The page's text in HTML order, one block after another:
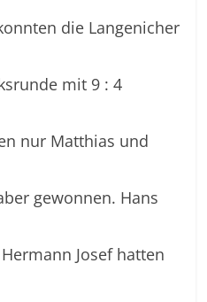
die Langenicher
mit 9 : 4
nur Matthias und
gewonnen. Hans
Josef hatten